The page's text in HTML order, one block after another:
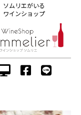
ソムリエがいる
ワインショップ